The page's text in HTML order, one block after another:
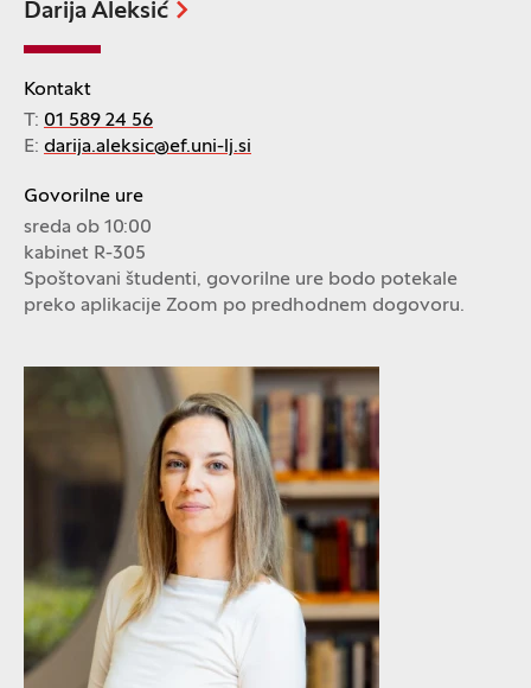
Darija Aleksić
Kontakt
T: 01 589 24 56
E: darija.aleksic@ef.uni-lj.si
Govorilne ure
sreda ob 10:00
kabinet R-305
Spoštovani študenti, govorilne ure bodo potekale
preko aplikacije Zoom po predhodnem dogovoru.